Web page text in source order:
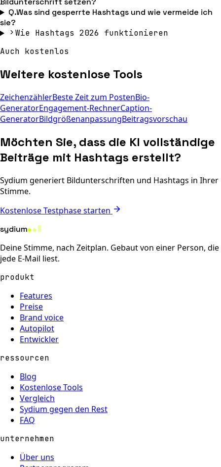
Q.Was sind gesperrte Hashtags und wie vermeide ich
sie?
Wie Hashtags 2026 funktionieren
Auch kostenlos
Weitere kostenlose Tools
ZeichenzählerBeste Zeit zum PostenBio-
GeneratorEngagement-RechnerCaption-
GeneratorBildgrößenanpassungBeitragsvorschau
Möchten Sie, dass die KI vollständige
Beiträge mit Hashtags erstellt?
Sydium generiert Bildunterschriften und Hashtags in Ihrer
Stimme.
Kostenlose Testphase starten
sydium
Deine Stimme, nach Zeitplan. Gebaut von einer Person, die
jede E-Mail liest.
produkt
Features
Preise
Brand voice
Autopilot
Entwickler
ressourcen
Blog
Kostenlose Tools
Vergleich
Sydium gegen den Rest
FAQ
unternehmen
Über uns